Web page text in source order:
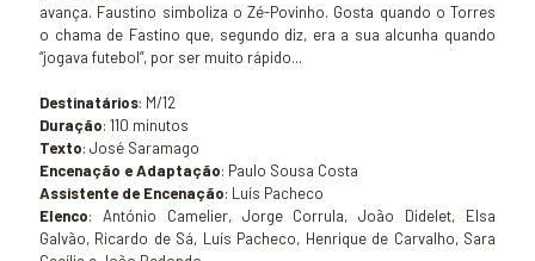
avança. Faustino simboliza o Zé-Povinho. Gosta quando o Torres
o chama de Fastino que, segundo diz, era a sua alcunha quando
“jogava futebol”, por ser muito rápido...
Destinatários: M/12
Duração: 110 minutos
Texto: José Saramago
Encenação e Adaptação: Paulo Sousa Costa
Assistente de Encenação: Luís Pacheco
Elenco: António Camelier, Jorge Corrula, João Didelet, Elsa
Galvão, Ricardo de Sá, Luís Pacheco, Henrique de Carvalho, Sara